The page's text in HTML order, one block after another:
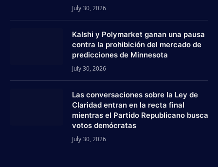
July 30, 2026
Kalshi y Polymarket ganan una pausa
contra la prohibición del mercado de
predicciones de Minnesota
July 30, 2026
Las conversaciones sobre la Ley de
Claridad entran en la recta final
mientras el Partido Republicano busca
votos demócratas
July 30, 2026